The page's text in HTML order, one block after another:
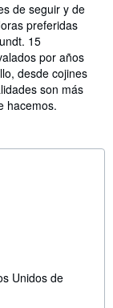
de seguir y de
preferidas
15
por años
desde cojines
son más
hacemos.
Unidos de